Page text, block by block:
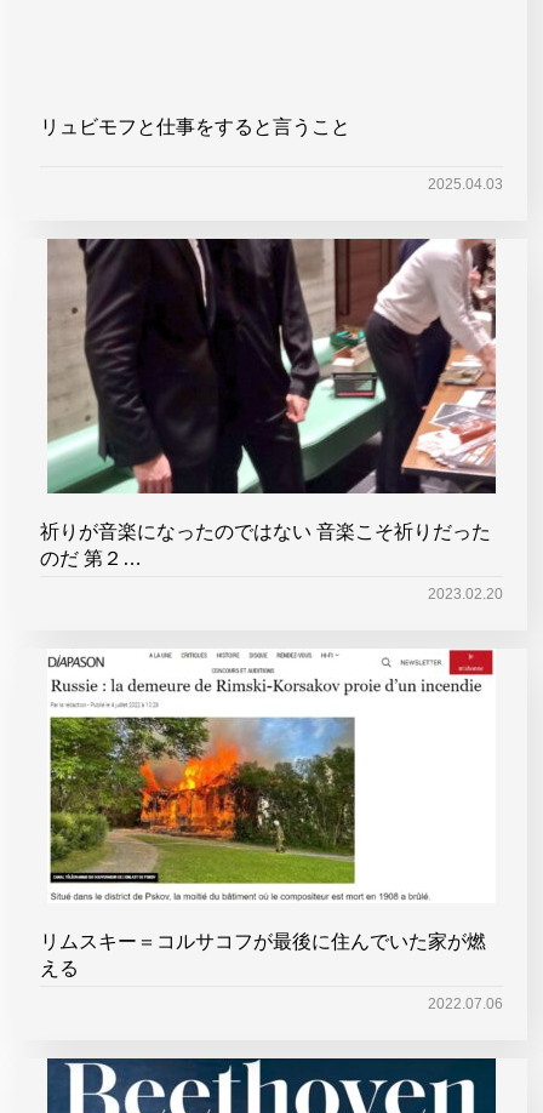
リュビモフと仕事をすると言うこと
2025.04.03
祈りが音楽になったのではない 音楽こそ祈りだった
のだ 第２…
2023.02.20
リムスキー＝コルサコフが最後に住んでいた家が燃
える
2022.07.06